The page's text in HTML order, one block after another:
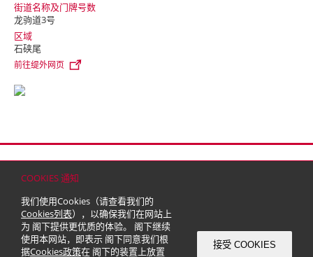
COOKIES 通知
我们使用Cookies（请查看我们的
Cookies列表），以确保我们在网站上
为 阁下提供更优质的体验。 阁下继续
使用本网站，即表示 阁下同意我们根
据Cookies政策在 阁下的装置上放置
接受 COOKIES
街道名称及门牌号数
龙驹道3号
区域
石硖尾
前往缇外网页
© 2026 嘉里建设有限公司 (于百慕达注册成立之有限公司)